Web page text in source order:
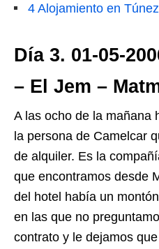
4 Alojamiento en
Día 3. 01-05-
– El Jem –
A las ocho de la mañana
la persona de Camelcar
de alquiler. Es la
que encontramos desde
del hotel había un
en las que no
contrato y le dejamos